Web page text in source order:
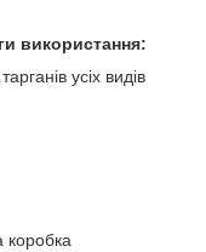
використання:
усіх видів
коробка